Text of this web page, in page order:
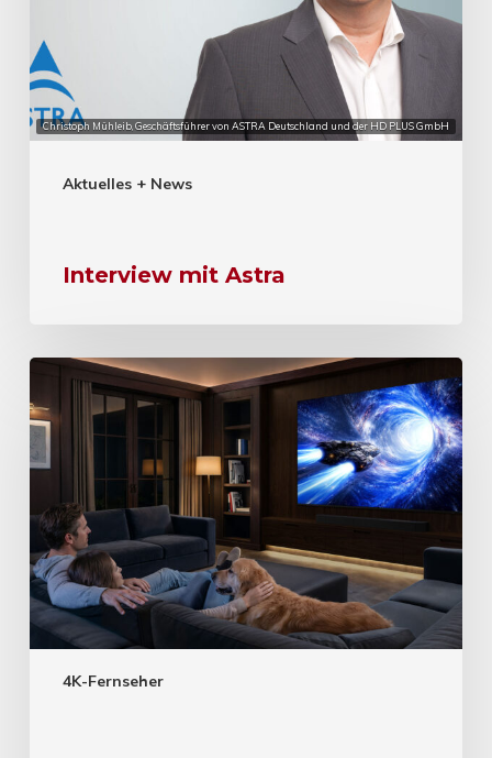
Christoph Mühleib, Geschäftsführer von ASTRA Deutschland und der HD PLUS GmbH
Aktuelles + News
Interview mit Astra
4K-Fernseher